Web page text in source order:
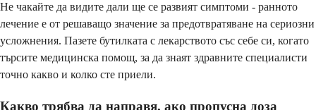
Не чакайте да видите дали ще се развият симптоми - ранното
лечение е от решаващо значение за предотвратяване на сериозни
усложнения. Пазете бутилката с лекарството със себе си, когато
търсите медицинска помощ, за да знаят здравните специалисти
точно какво и колко сте приели.
Какво трябва да направя, ако пропусна доза